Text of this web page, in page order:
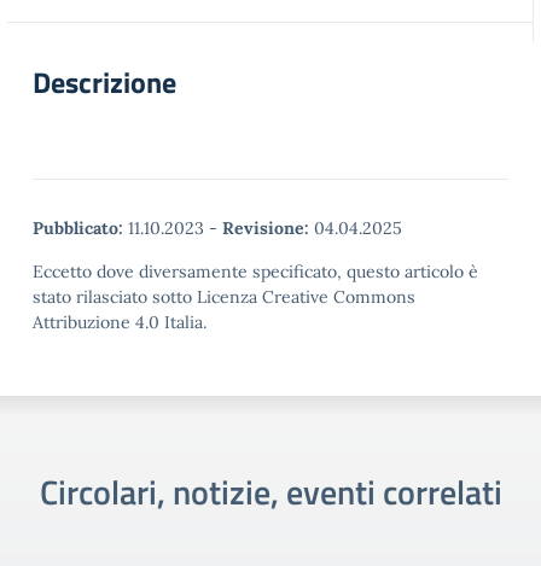
Descrizione
Pubblicato: 11.10.2023 - Revisione: 04.04.2025
Eccetto dove diversamente specificato, questo articolo è
stato rilasciato sotto Licenza Creative Commons
Attribuzione 4.0 Italia.
Circolari, notizie, eventi correlati